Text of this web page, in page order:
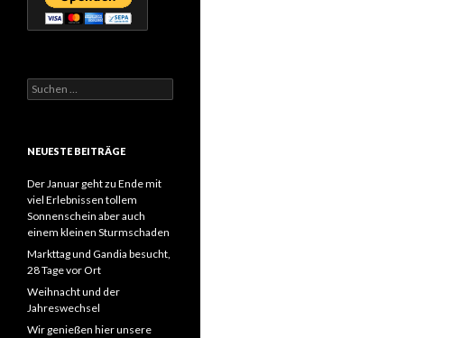
Suchen
nach:
NEUESTE BEITRÄGE
Der Januar geht zu Ende mit
viel Erlebnissen tollem
Sonnenschein aber auch
einem kleinen Sturmschaden
Markttag und Gandia besucht,
28 Tage vor Ort
Weihnacht und der
Jahreswechsel
Wir genießen hier unsere